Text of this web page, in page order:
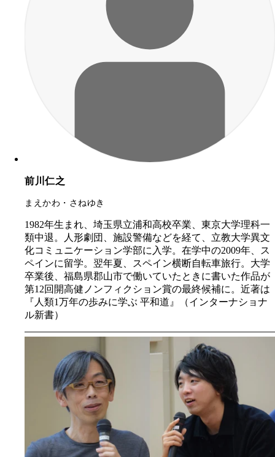
前川仁之
まえかわ・さねゆき
1982年生まれ、埼玉県立浦和高校卒業、東京大学理科一
類中退。人形劇団、施設警備などを経て、立教大学異文
化コミュニケーション学部に入学。在学中の2009年、ス
ペインに留学。翌年夏、スペイン横断自転車旅行。大学
卒業後、福島県郡山市で働いていたときに書いた作品が
第12回開高健ノンフィクション賞の最終候補に。近著は
『人類1万年の歩みに学ぶ 平和道』（インターナショナ
ル新書）